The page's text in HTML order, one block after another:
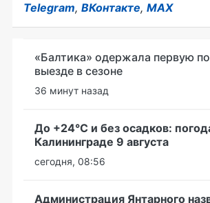
Telegram, ВКонтакте, MAX
«Балтика» одержала первую
выезде в сезоне
36 минут назад
До +24°С и без осадков:
Калининграде 9 августа
сегодня, 08:56
Администрация Янтарного